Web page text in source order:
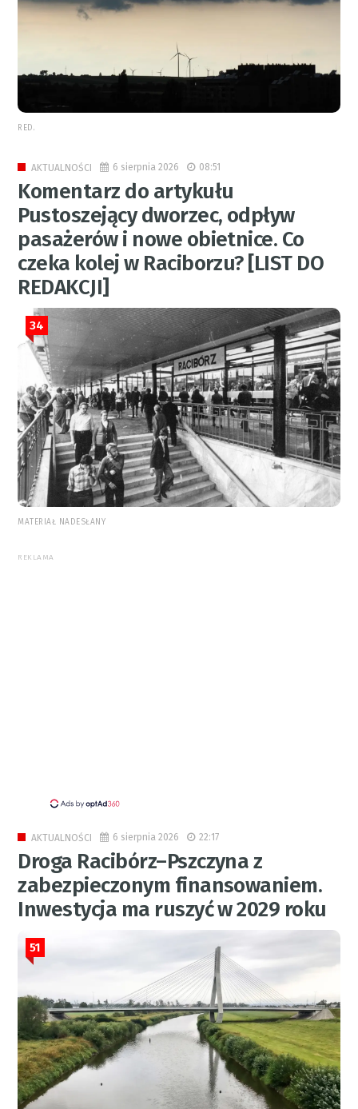
RED.
AKTUALNOŚCI 6 sierpnia 2026 08:51
Komentarz do artykułu
Pustoszejący dworzec, odpływ
pasażerów i nowe obietnice. Co
czeka kolej w Raciborzu? [LIST DO
REDAKCJI]
34
MATERIAŁ NADESŁANY
REKLAMA
AKTUALNOŚCI 6 sierpnia 2026 22:17
Droga Racibórz–Pszczyna z
zabezpieczonym finansowaniem.
Inwestycja ma ruszyć w 2029 roku
51